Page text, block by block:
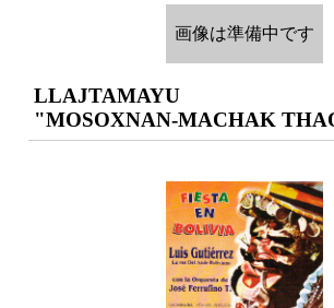
画像は準備中です
LLAJTAMAYU
"MOSOXNAN-MACHAK